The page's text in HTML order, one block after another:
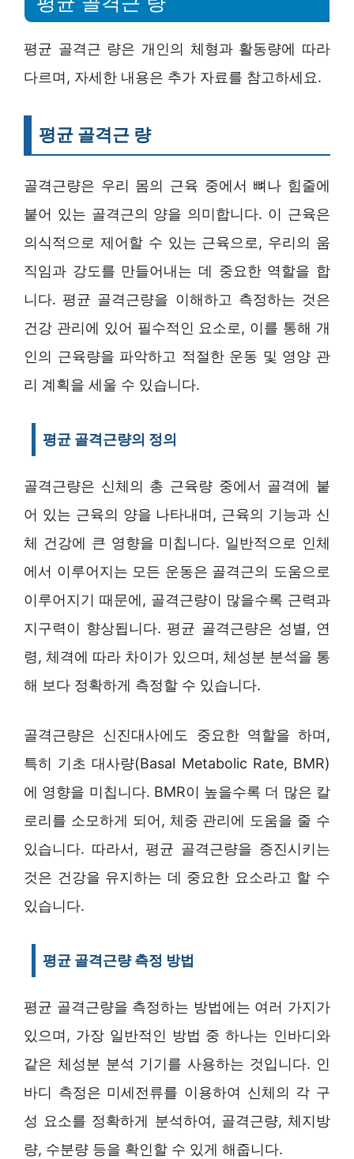
평균 골격근 량은 개인의 체형과 활동량에 따라
다르며, 자세한 내용은 추가 자료를 참고하세요.
평균 골격근 량
골격근량은 우리 몸의 근육 중에서 뼈나 힘줄에
붙어 있는 골격근의 양을 의미합니다. 이 근육은
의식적으로 제어할 수 있는 근육으로, 우리의 움
직임과 강도를 만들어내는 데 중요한 역할을 합
니다. 평균 골격근량을 이해하고 측정하는 것은
건강 관리에 있어 필수적인 요소로, 이를 통해 개
인의 근육량을 파악하고 적절한 운동 및 영양 관
리 계획을 세울 수 있습니다.
평균 골격근량의 정의
골격근량은 신체의 총 근육량 중에서 골격에 붙
어 있는 근육의 양을 나타내며, 근육의 기능과 신
체 건강에 큰 영향을 미칩니다. 일반적으로 인체
에서 이루어지는 모든 운동은 골격근의 도움으로
이루어지기 때문에, 골격근량이 많을수록 근력과
지구력이 향상됩니다. 평균 골격근량은 성별, 연
령, 체격에 따라 차이가 있으며, 체성분 분석을 통
해 보다 정확하게 측정할 수 있습니다.
골격근량은 신진대사에도 중요한 역할을 하며,
특히 기초 대사량(Basal Metabolic Rate, BMR)
에 영향을 미칩니다. BMR이 높을수록 더 많은 칼
로리를 소모하게 되어, 체중 관리에 도움을 줄 수
있습니다. 따라서, 평균 골격근량을 증진시키는
것은 건강을 유지하는 데 중요한 요소라고 할 수
있습니다.
평균 골격근량 측정 방법
평균 골격근량을 측정하는 방법에는 여러 가지가
있으며, 가장 일반적인 방법 중 하나는 인바디와
같은 체성분 분석 기기를 사용하는 것입니다. 인
바디 측정은 미세전류를 이용하여 신체의 각 구
성 요소를 정확하게 분석하여, 골격근량, 체지방
량, 수분량 등을 확인할 수 있게 해줍니다.